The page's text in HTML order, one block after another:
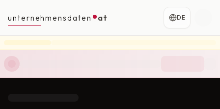
unternehmensdaten at DE